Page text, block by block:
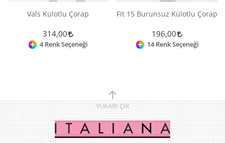
Vals Külotlu Çorap
314,00
4 Renk Seçeneği
Fit 15 Burunsuz Külotlu Çorap
196,00
14 Renk Seçeneği
YUKARI ÇIK